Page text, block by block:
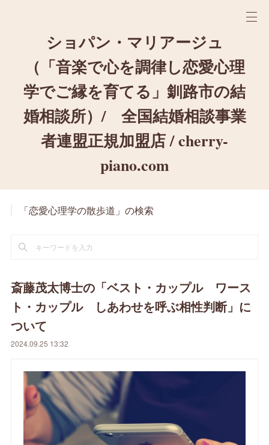
ショパン・マリアージュ
（「音楽で心を調律し恋愛心理
学でご縁を育てる」釧路市の結
婚相談所）/ 全国結婚相談事業
者連盟正規加盟店 / cherry-
piano.com
「恋愛心理学の散歩道」の検索
斎藤茂太博士の「ベスト・カップル ワース
ト・カップル しあわせを呼ぶ相性判断」に
ついて
2024.09.25 13:32